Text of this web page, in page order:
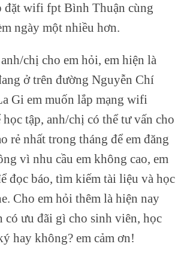
đặt wifi fpt Bình Thuận cùng
ngày một nhiều hơn.
chị cho em hỏi, em hiện là
ở trên đường Nguyễn Chí
Gi em muốn lắp mạng wifi
tập, anh/chị có thể tư vấn cho
rẻ nhất trong tháng để em đăng
vì nhu cầu em không cao, em
đọc báo, tìm kiếm tài liệu và học
Cho em hỏi thêm là hiện nay
có ưu đãi gì cho sinh viên, học
hay không? em cảm ơn!